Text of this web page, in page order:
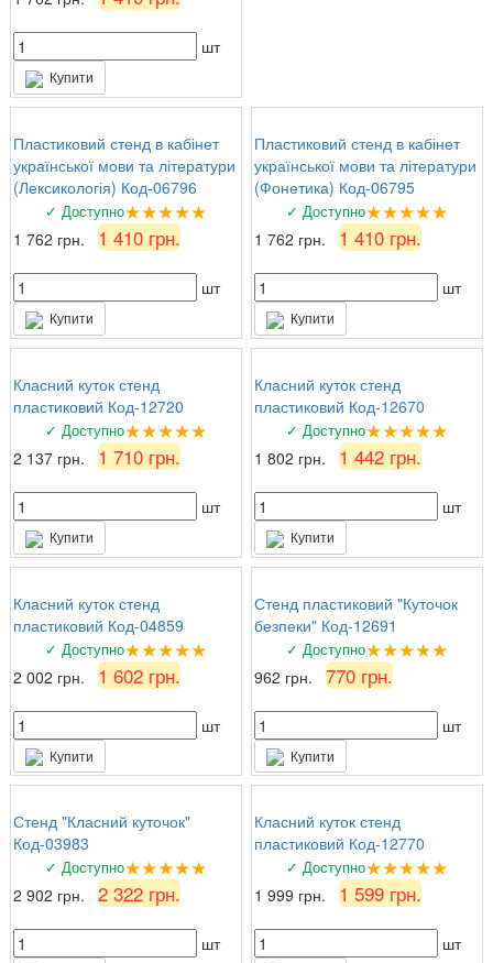
шт
Купити
Пластиковий стенд в кабінет
української мови та літератури
(Лексикологія) Код-06796
✓ Доступно★★★★★
1 762 грн. 1 410 грн.
шт
Купити
Пластиковий стенд в кабінет
української мови та літератури
(Фонетика) Код-06795
✓ Доступно★★★★★
1 762 грн. 1 410 грн.
шт
Купити
Класний куток стенд
пластиковий Код-12720
✓ Доступно★★★★★
2 137 грн. 1 710 грн.
шт
Купити
Класний куток стенд
пластиковий Код-12670
✓ Доступно★★★★★
1 802 грн. 1 442 грн.
шт
Купити
Класний куток стенд
пластиковий Код-04859
✓ Доступно★★★★★
2 002 грн. 1 602 грн.
шт
Купити
Стенд пластиковий "Куточок
безпеки" Код-12691
✓ Доступно★★★★★
962 грн. 770 грн.
шт
Купити
Стенд "Класний куточок"
Код-03983
✓ Доступно★★★★★
2 902 грн. 2 322 грн.
шт
Класний куток стенд
пластиковий Код-12770
✓ Доступно★★★★★
1 999 грн. 1 599 грн.
шт